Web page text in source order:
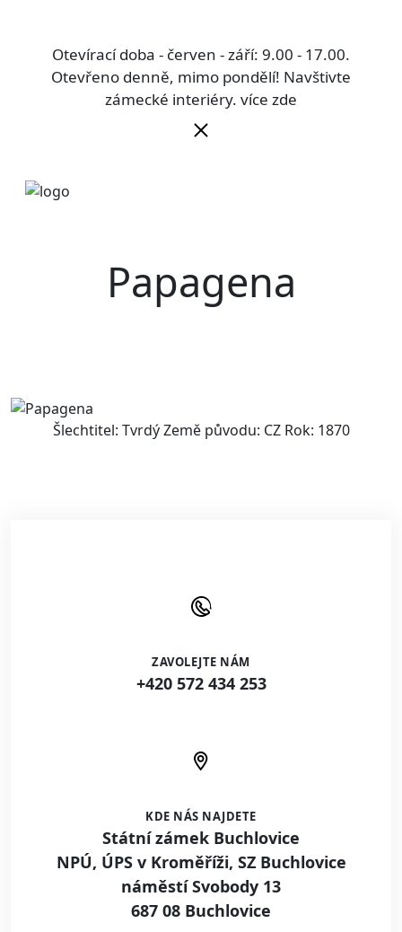
Otevírací doba - červen - září: 9.00 - 17.00.
Otevřeno denně, mimo pondělí! Navštivte
zámecké interiéry. více zde
Papagena
Šlechtitel: Tvrdý Země původu: CZ Rok: 1870
ZAVOLEJTE NÁM
+420 572 434 253
KDE NÁS NAJDETE
Státní zámek Buchlovice
NPÚ, ÚPS v Kroměříži, SZ Buchlovice
náměstí Svobody 13
687 08 Buchlovice